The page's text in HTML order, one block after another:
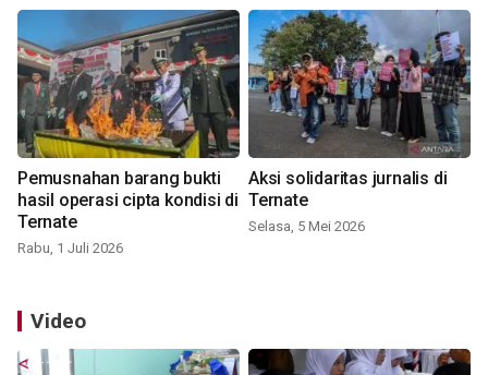
Pemusnahan barang bukti
hasil operasi cipta kondisi di
Ternate
Rabu, 1 Juli 2026
Aksi solidaritas jurnalis di
Ternate
Selasa, 5 Mei 2026
Video